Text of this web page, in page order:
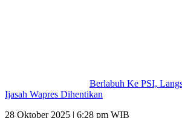
Berlabuh Ke PSI,
Ijasah Wapres Dihentikan
28 Oktober 2025 | 6:28 pm WIB